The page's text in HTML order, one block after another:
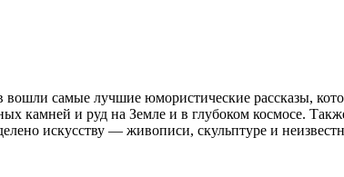
вошли самые лучшие юмористические рассказы,
камней и руд на Земле и в глубоком космосе.
искусству — живописи, скульптуре и